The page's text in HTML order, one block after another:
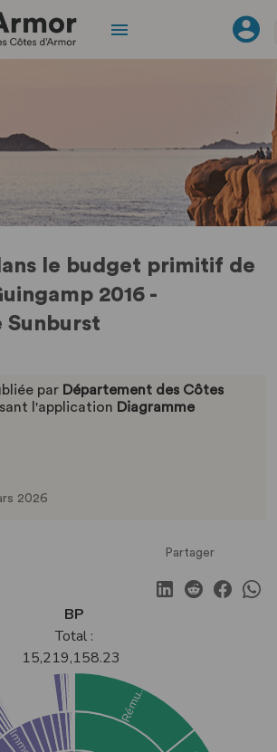
le budget primitif de
2016 -
Sunburst
par Département des Côtes
l'application Diagramme
2026
Partager